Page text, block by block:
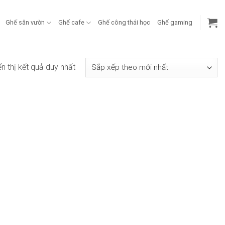
Ghế sân vườn Ghế cafe Ghế công thái học Ghế gaming
thị kết quả duy nhất